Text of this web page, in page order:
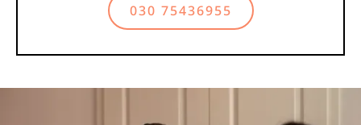
030 75436955